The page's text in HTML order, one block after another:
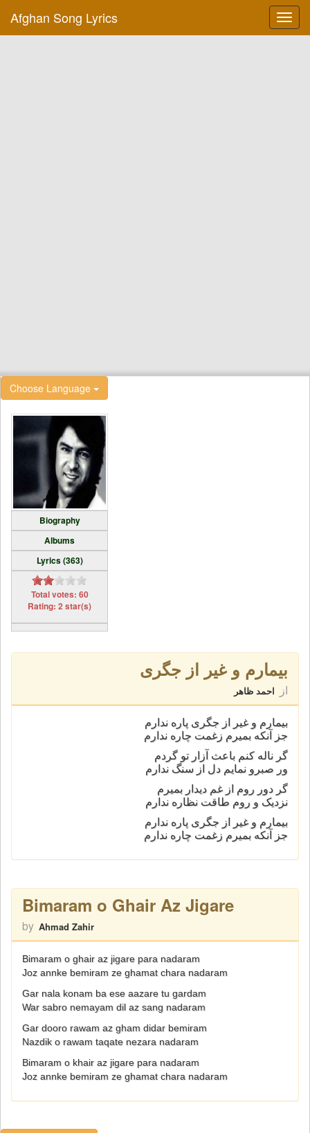
Afghan Song Lyrics
Choose Language
Biography
Albums
Lyrics (363)
Total votes: 60
Rating: 2 star(s)
بیمارم و غیر از جگری
از احمد ظاهر
بیمارم و غیر از جگری پاره ندارم
جز آنکه بمیرم زغمت چاره ندارم
گر ناله کنم باعث آزار تو گردم
ور صبرو نمایم دل از سنگ ندارم
گر دور روم از غم دیدار بمیرم
نزدیک و روم طاقت نظاره ندارم
بیمارم و غیر از جگری پاره ندارم
جز آنکه بمیرم زغمت چاره ندارم
Bimaram o Ghair Az Jigare
by Ahmad Zahir
Bimaram o ghair az jigare para nadaram
Joz annke bemiram ze ghamat chara nadaram
Gar nala konam ba ese aazare tu gardam
War sabro nemayam dil az sang nadaram
Gar dooro rawam az gham didar bemiram
Nazdik o rawam taqate nezara nadaram
Bimaram o khair az jigare para nadaram
Joz annke bemiram ze ghamat chara nadaram